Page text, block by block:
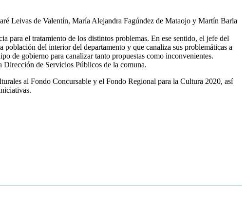
Leivas de Valentín, María Alejandra Fagúndez de Mataojo y Martín Barla
para el tratamiento de los distintos problemas. En ese sentido, el jefe del
del interior del departamento y que canaliza sus problemáticas a
de gobierno para canalizar tanto propuestas como inconvenientes.
Dirección de Servicios Públicos de la comuna.
al Fondo Concursable y el Fondo Regional para la Cultura 2020, así